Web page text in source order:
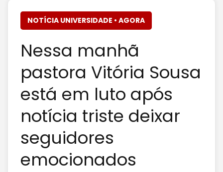
NOTÍCIA UNIVERSIDADE • AGORA
Nessa manhã
pastora Vitória Sousa
está em luto após
notícia triste deixar
seguidores
emocionados